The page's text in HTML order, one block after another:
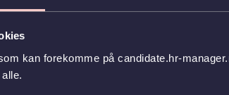
kan forekomme på candidate.hr-